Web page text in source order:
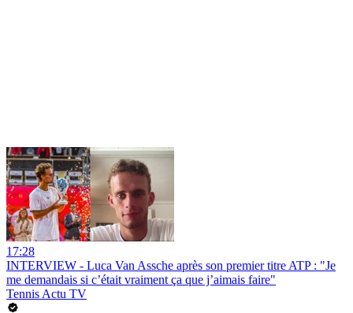
17:28
INTERVIEW - Luca Van Assche après son premier titre ATP : "Je
me demandais si c’était vraiment ça que j’aimais faire"
Tennis Actu TV